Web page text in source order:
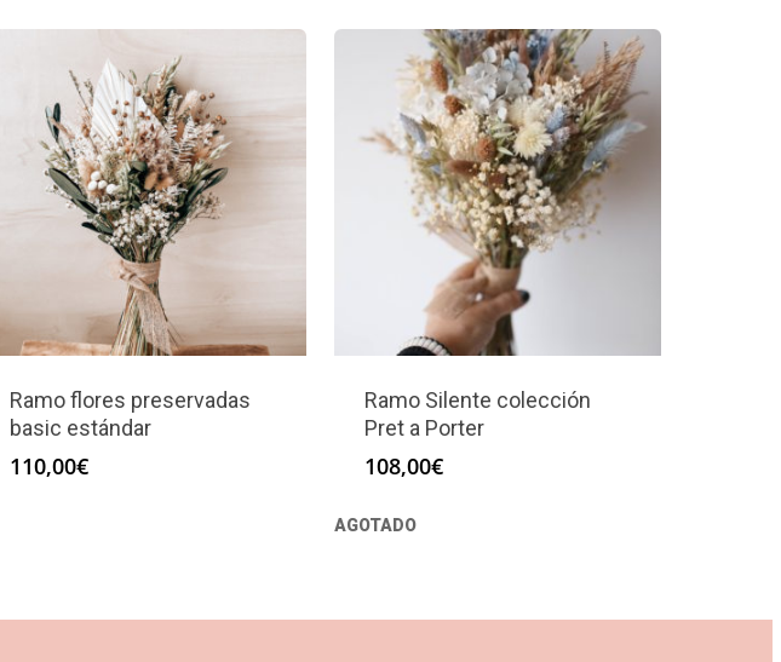
Ramo flores preservadas
basic estándar
110,00€
Ramo Silente colección
Pret a Porter
108,00€
AGOTADO